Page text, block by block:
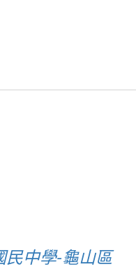
民中學-龜山區